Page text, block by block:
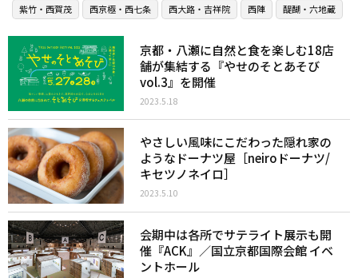
紫竹・西賀茂
西京極・西七条 西大路・吉祥院 西陣 醍醐・六地蔵
京都・八瀬に自然と食を楽しむ18店
舗が集結する『やせのそとあそび
vol.3』を開催
2023.5.18
やさしい風味にこだわった隠れ家の
ようなドーナツ屋［neiroドーナツ/
キセツノネイロ］
2023.5.10
会期中は各所でサテライト展示も開
催『ACK』／国立京都国際会館 イベ
ントホール